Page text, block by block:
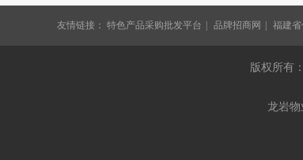
友情链接： 特色产品采购批发平台 品牌招商网 福建
版权所有
龙岩